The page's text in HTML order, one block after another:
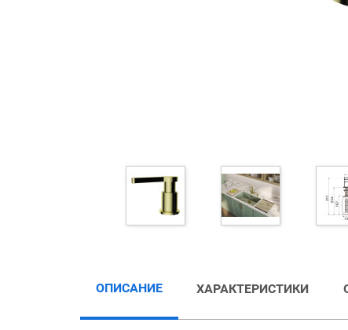
ОПИСАНИЕ ХАРАКТЕРИСТИКИ